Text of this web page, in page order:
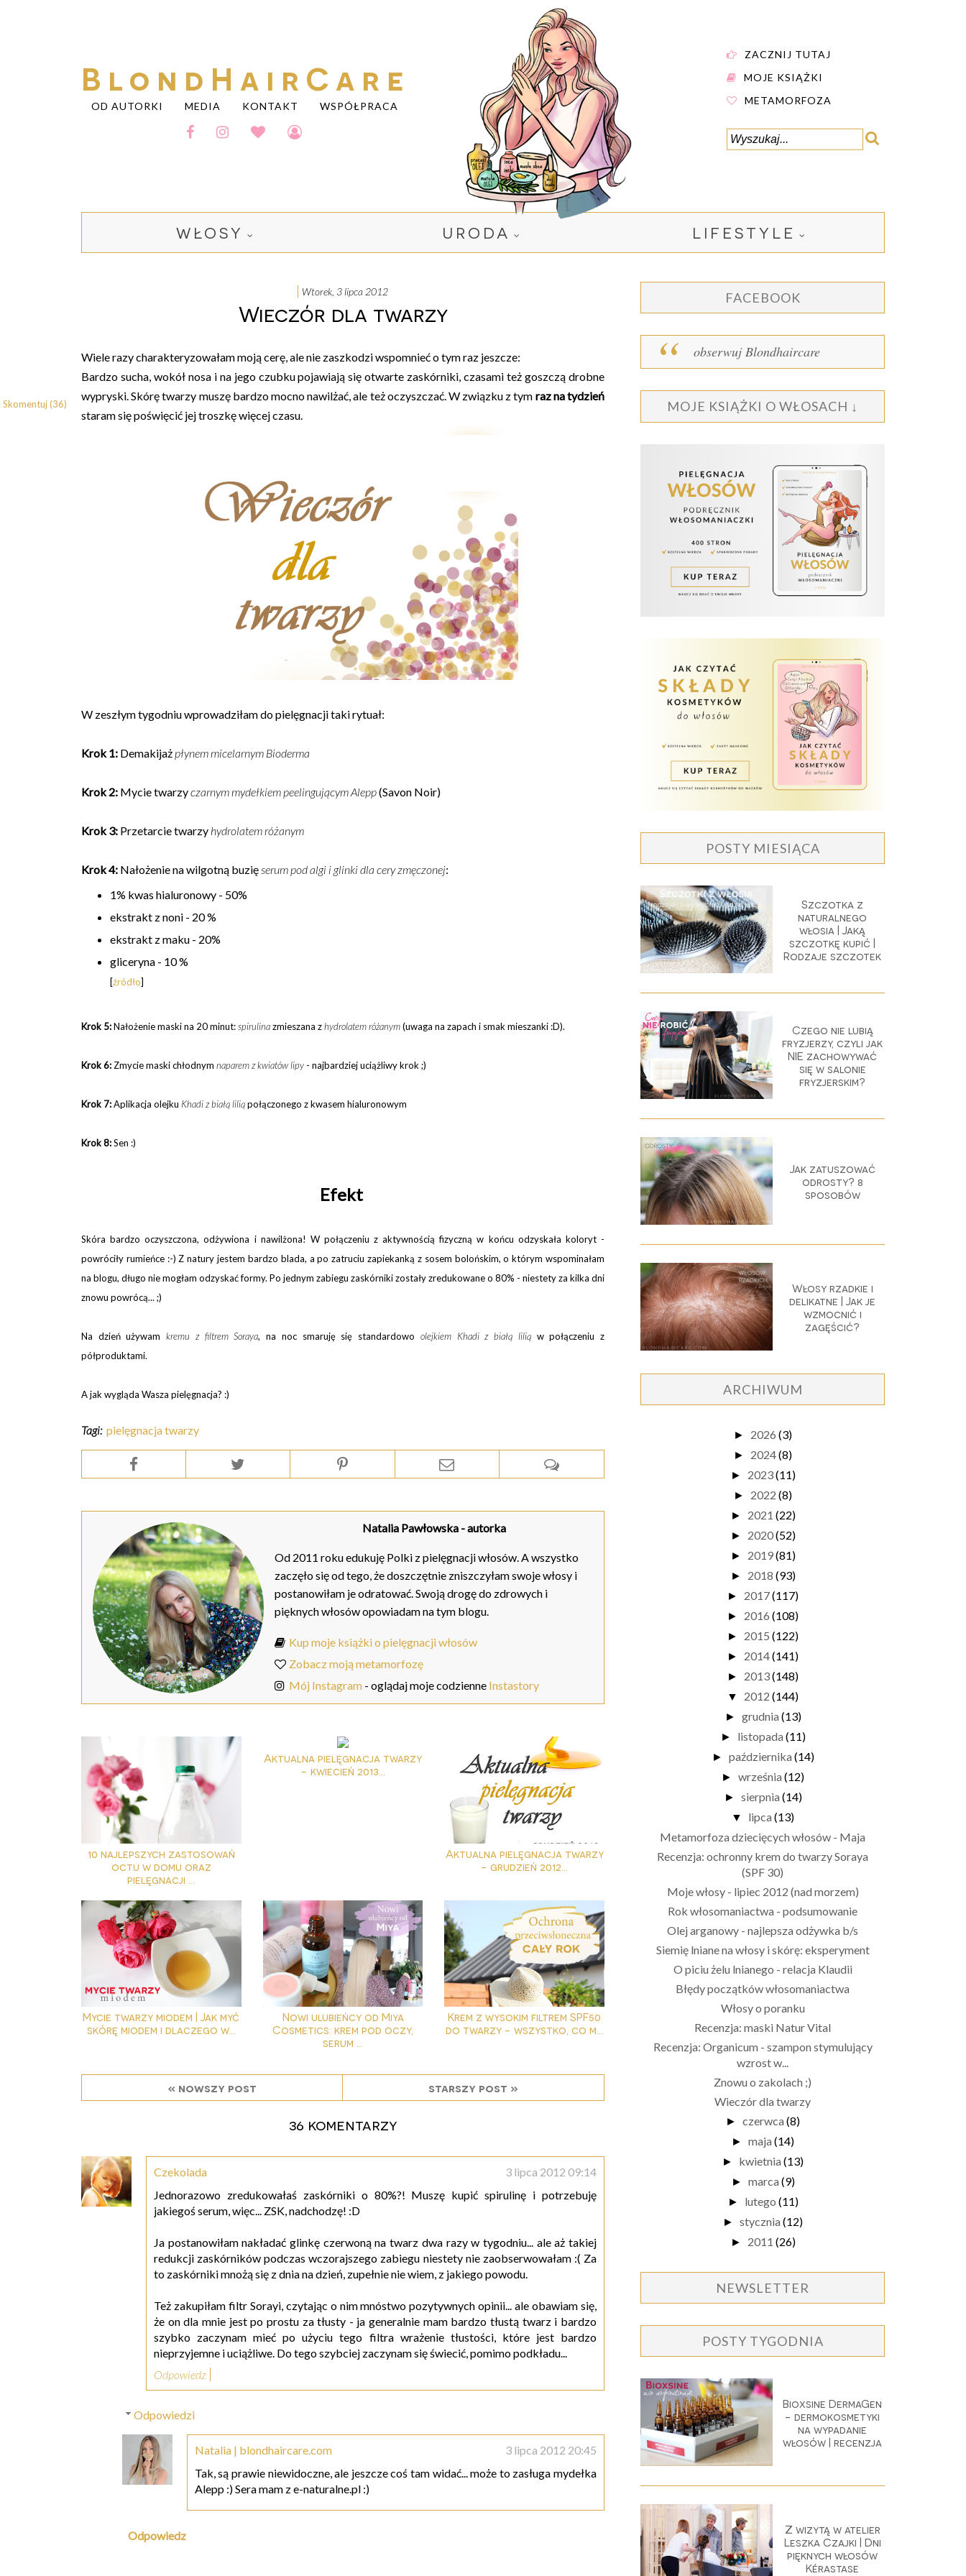
BlondHairCare
OD AUTORKI MEDIA KONTAKT WSPÓŁPRACA
ZACZNIJ TUTAJ
MOJE KSIĄŻKI
METAMORFOZA
WŁOSY URODA LIFESTYLE
wtorek, 3 lipca 2012
Wieczór dla twarzy
Wiele razy charakteryzowałam moją cerę, ale nie zaszkodzi wspomnieć o tym raz jeszcze:
Bardzo sucha, wokół nosa i na jego czubku pojawiają się otwarte zaskórniki, czasami też goszczą drobne
wypryski. Skórę twarzy muszę bardzo mocno nawilżać, ale też oczyszczać. W związku z tym raz na tydzień
staram się poświęcić jej troszkę więcej czasu.
W zeszłym tygodniu wprowadziłam do pielęgnacji taki rytuał:
Krok 1: Demakijaż płynem micelarnym Bioderma
Krok 2: Mycie twarzyczarnym mydełkiem peelingującym Alepp(Savon Noir)
Krok 3: Przetarcie twarzy hydrolatem różanym
Krok 4: Nałożenie na wilgotną buzięserum pod algi i glinki dla cery zmęczonej:
1% kwas hialuronowy - 50%
ekstrakt z noni - 20 %
ekstrakt z maku - 20%
gliceryna - 10 %
[źródło]
Krok 5:Nałożenie maski na 20 minut: spirulinazmieszana zhydrolatem różanym(uwaga na zapach i smak mieszanki :D).
Krok 6: Zmycie maski chłodnym naparem z kwiatów lipy - najbardziej uciążliwy krok ;)
Krok 7:Aplikacja olejku Khadi z białą liliąpołączonego z kwasem hialuronowym
Krok 8:Sen :)
Efekt
Skóra bardzo oczyszczona, odżywiona i nawilżona! W połączeniu z aktywnością fizyczną w końcu odzyskała koloryt -
powróciły rumieńce :-) Z natury jestem bardzo blada, a po zatruciu zapiekanką z sosem bolońskim, o którym wspominałam
na blogu, długo nie mogłam odzyskać formy. Po jednym zabiegu zaskórniki zostały zredukowane o 80% - niestety za kilka dni
znowu powrócą... ;)
Na dzień używamkremu z filtrem Soraya, na noc smaruję się standardowo olejkiem Khadi z białą lilią w połączeniu z
półproduktami.
A jak wygląda Wasza pielęgnacja? :)
Tagi: pielęgnacja twarzy
Skomentuj (36)
Natalia Pawłowska- autorka
Od 2011 roku edukuję Polki z pielęgnacji włosów. A wszystko
zaczęło się od tego, że doszczętnie zniszczyłam swoje włosy i
postanowiłam je odratować. Swoją drogę do zdrowych i
pięknych włosów opowiadam na tym blogu.
Kup moje książki o pielęgnacji włosów
Zobacz moją metamorfozę
Mój Instagram - oglądaj moje codzienne Instastory
10 najlepszych zastosowań
octu w domu oraz
pielęgnacji ...
Aktualna pielęgnacja twarzy
- kwiecień 2013...
Aktualna pielęgnacja twarzy
- grudzień 2012...
Mycie twarzy miodem | Jak myć
skórę miodem i dlaczego w...
Nowi ulubieńcy od Miya
Cosmetics: krem pod oczy,
serum ...
Krem z wysokim filtrem SPF50
do twarzy - wszystko, co m...
« nowszy post starszy post »
36 komentarzy
Czekolada
3 lipca 2012 09:14
Jednorazowo zredukowałaś zaskórniki o 80%?! Muszę kupić spirulinę i potrzebuję
jakiegoś serum, więc... ZSK, nadchodzę! :D
Ja postanowiłam nakładać glinkę czerwoną na twarz dwa razy w tygodniu... ale aż takiej
redukcji zaskórników podczas wczorajszego zabiegu niestety nie zaobserwowałam :( Za
to zaskórniki mnożą się z dnia na dzień, zupełnie nie wiem, z jakiego powodu.
Też zakupiłam filtr Sorayi, czytając o nim mnóstwo pozytywnych opinii... ale obawiam się,
że on dla mnie jest po prostu za tłusty - ja generalnie mam bardzo tłustą twarz i bardzo
szybko zaczynam mieć po użyciu tego filtra wrażenie tłustości, które jest bardzo
nieprzyjemne i uciążliwe. Do tego szybciej zaczynam się świecić, pomimo podkładu...
Odpowiedz
Odpowiedzi
Natalia | blondhaircare.com
3 lipca 2012 20:45
Tak, są prawie niewidoczne, ale jeszcze coś tam widać... może to zasługa mydełka
Alepp :) Sera mam z e-naturalne.pl :)
Odpowiedz
FACEBOOK
obserwuj Blondhaircare
MOJE KSIĄŻKI O WŁOSACH ↓
POSTY MIESIĄCA
Szczotka z
naturalnego
włosia | Jaką
szczotkę kupić |
Rodzaje szczotek
Czego nie lubią
fryzjerzy, czyli jak
NIE zachowywać
się w salonie
fryzjerskim?
Jak zatuszować
odrosty? 8
sposobów
Włosy rzadkie i
delikatne | Jak je
wzmocnić i
zagęścić?
ARCHIWUM
► 2026 (3)
► 2024(8)
► 2023(11)
► 2022 (8)
► 2021 (22)
► 2020(52)
► 2019(81)
► 2018 (93)
► 2017(117)
► 2016 (108)
► 2015 (122)
► 2014(141)
► 2013(148)
▼ 2012 (144)
► grudnia (13)
► listopada (11)
► października (14)
► września (12)
► sierpnia (14)
▼ lipca (13)
Metamorfoza dziecięcych włosów - Maja
Recenzja: ochronny krem do twarzy Soraya
(SPF 30)
Moje włosy - lipiec 2012 (nad morzem)
Rok włosomaniactwa - podsumowanie
Olej arganowy - najlepsza odżywka b/s
Siemię lniane na włosy i skórę: eksperyment
O piciu żelu lnianego - relacja Klaudii
Błędy początków włosomaniactwa
Włosy o poranku
Recenzja: maski Natur Vital
Recenzja: Organicum - szampon stymulujący
wzrost w...
Znowu o zakolach ;)
Wieczór dla twarzy
► czerwca (8)
► maja (14)
► kwietnia (13)
► marca (9)
► lutego (11)
► stycznia (12)
► 2011 (26)
NEWSLETTER
POSTY TYGODNIA
Bioxsine DermaGen
- dermokosmetyki
na wypadanie
włosów | recenzja
Z wizytą w atelier
Leszka Czajki | Dni
pięknych włosów
Kérastase